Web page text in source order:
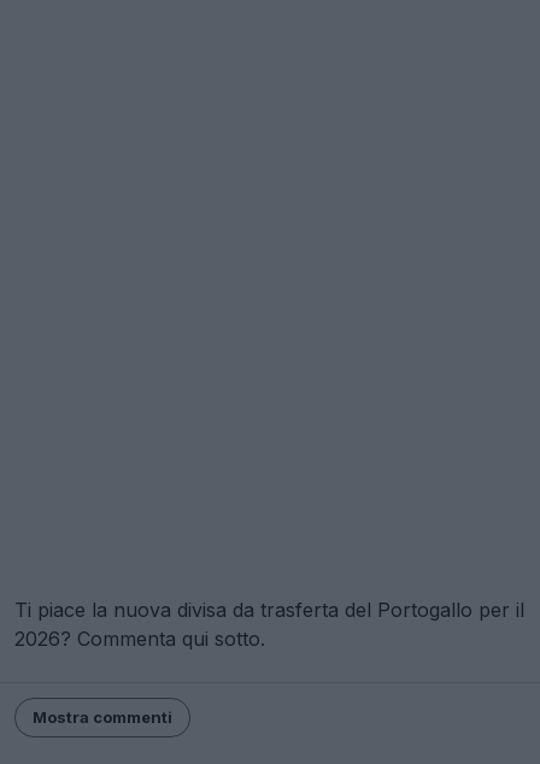
Ti piace la nuova divisa da trasferta del Portogallo per il
2026? Commenta qui sotto.
Mostra commenti